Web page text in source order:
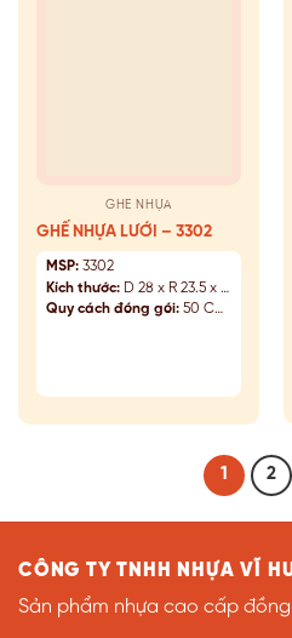
GHẾ NHỰA
GHẾ NHỰA LƯỚI – 3302
MSP: 3302
Kích thước: D 28 x R 23.5 x C 17.5 (cm)
Quy cách đóng gói: 50 Cái/Kiện
1 2
CÔNG TY TNHH NHỰA VĨ
Sản phẩm nhựa cao cấp